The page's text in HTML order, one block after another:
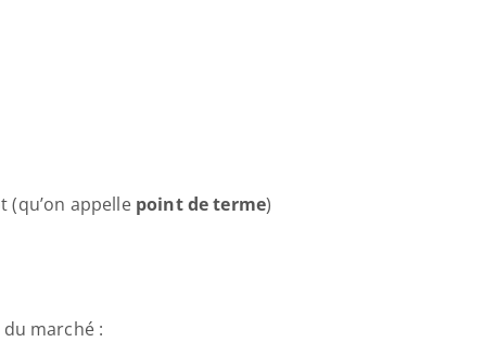
(qu’on appelle point de terme)
marché :